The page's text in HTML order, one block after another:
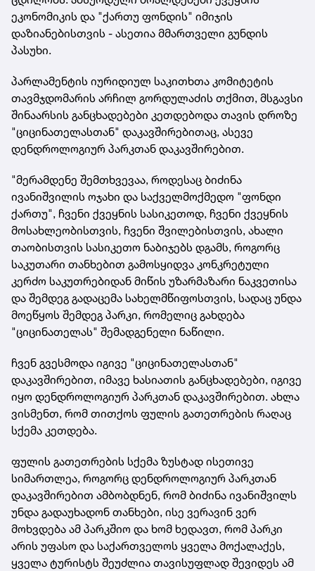
ეკონომიკის და "ქართუ ფონდის" იმიჯის
დაზიანებისთვის - ასეთია მმართველი გუნდის
პასუხი.
პარლამენტის იურიდიულ საკითხთა კომიტეტის
თავმჯდომარის არჩილ გორდულაძის თქმით, მსგავსი
შინაარსის განცხადებები კეთდებოდა თავის დროზე
"ციცინათელასთან" დაკავშირებითაც, ასევე
დენდროლოგიურ პარკთან დაკავშირებით.
"მერამდენე შემთხვევაა, როდესაც ბიძინა
ივანიშვილის ოჯახი და საქველმოქმედო "ფონდი
ქართუ", ჩვენი ქვეყნის სასიკეთოდ, ჩვენი ქვეყნის
მოსახლეობისთვის, ჩვენი შვილებისთვის, ახალი
თაობისთვის სასიკეთო ნაბიჯებს დგამს, როგორც
საკუთარი თანხებით გამოსყიდვა კონკრეტული
კერძო საკუთრებიდან მიწის უზარმაზარი ნაკვეთისა
და შემდეგ გადაცემა სახელმწიფოსთვის, სადაც უნდა
მოეწყოს შემდეგ პარკი, რომელიც გახდება
"ციცინათელას" შემადგენელი ნაწილი.
ჩვენ გვესმოდა იგივე "ციცინათელასთან"
დაკავშირებით, იმავე ხასიათის განცხადებები, იგივე
იყო დენდროლოგიურ პარკთან დაკავშირებით. ახლა
ვისმენთ, რომ თითქოს ფულის გათეთრების რაღაც
სქემა კეთდება.
ფულის გათეთრების სქემა ზუსტად ისეთივე
სიმართლეა, როგორც დენდროლოგიურ პარკთან
დაკავშირებით ამბობდნენ, რომ ბიძინა ივანიშვილს
უნდა გადაუხადონ თანხები, ისე ვერავინ ვერ
მოხვდება ამ პარკშიო და ხომ ხედავთ, რომ პარკი
არის უფასო და საქართველოს ყველა მოქალაქეს,
ყველა ტურისტს შეუძლია თავისუფლად შევიდეს ამ